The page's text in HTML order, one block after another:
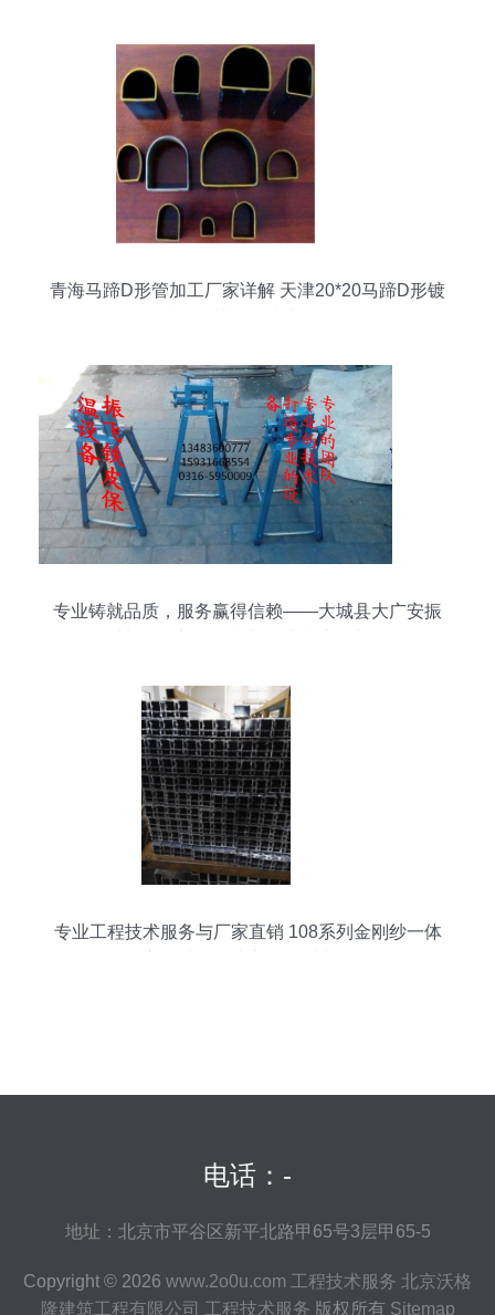
青海马蹄D形管加工厂家详解 天津20*20马蹄D形镀
专业铸就品质，服务赢得信赖——大城县大广安振
专业工程技术服务与厂家直销 108系列金刚纱一体
电话：-
地址：北京市平谷区新平北路甲65号3层甲65-5
Copyright © 2026 www.2o0u.com 工程技术服务 北京沃格
隆建筑工程有限公司 工程技术服务 版权所有 Sitemap